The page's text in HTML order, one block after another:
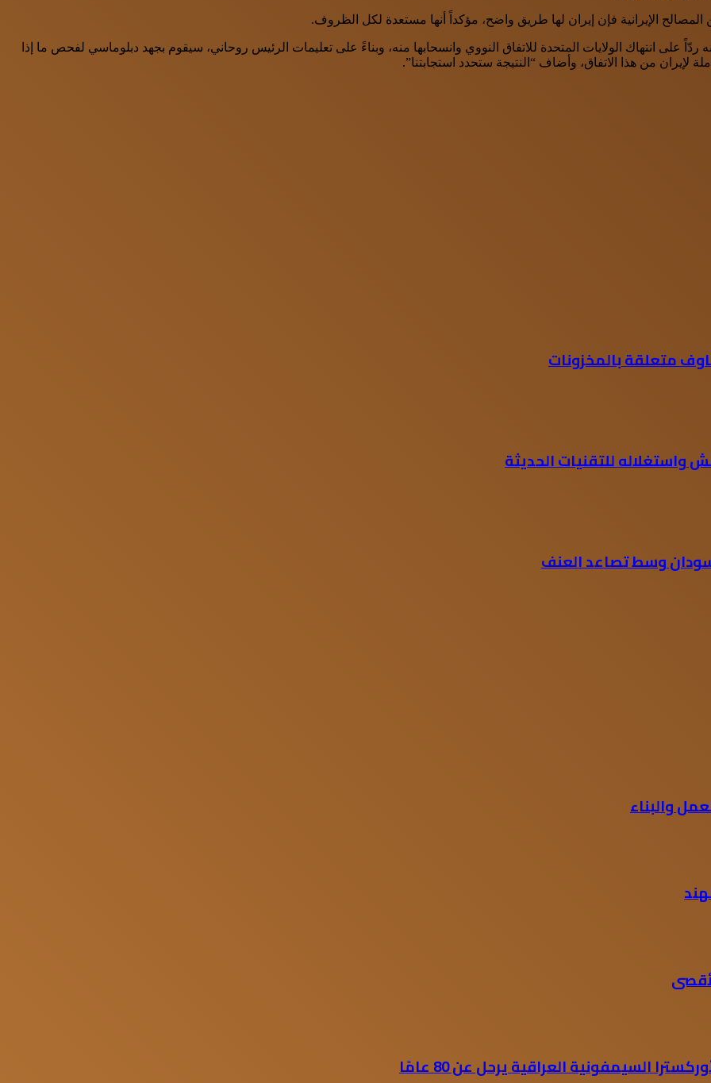
الإيرانية فإن إيران لها طريق واضح، مؤكداً أنها مستعدة لكل الظروف.
ردّاً على انتهاك الولايات المتحدة للاتفاق النووي وانسحابها منه، وبناءً على تعليمات الرئيس روحاني، سيقوم بجهد دبلوماسي لفحص ما إذا
لإيران من هذا الاتفاق، وأضاف “النتيجة ستحدد استجابتنا”.
متعلقة بالمخزونات
للتقنيات الحديثة
وسط تصاعد العنف
والبناء
السيمفونية العراقية يرحل عن 80 عامًا